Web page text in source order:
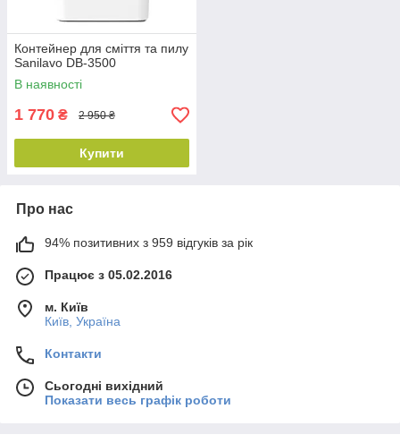
Контейнер для сміття та пилу
Sanilavo DB-3500
В наявності
1 770 ₴ 2 950 ₴
Купити
Про нас
94% позитивних з 959 відгуків за рік
Працює з 05.02.2016
м. Київ
Київ, Україна
Контакти
Сьогодні вихідний
Показати весь графік роботи